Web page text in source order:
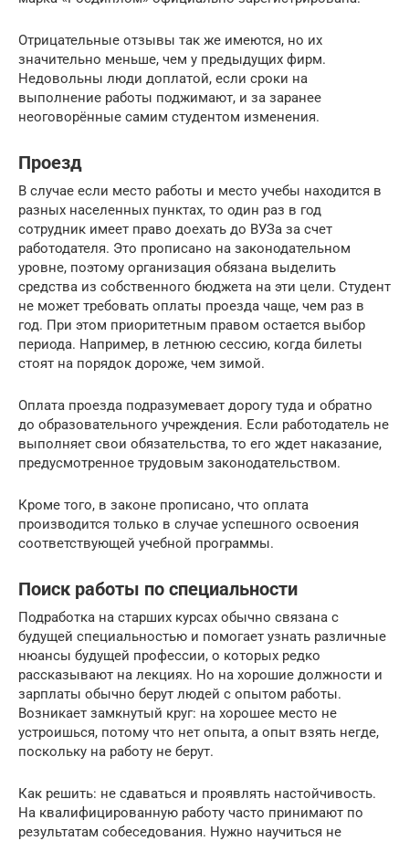
Отрицательные отзывы так же имеются, но их
значительно меньше, чем у предыдущих фирм.
Недовольны люди доплатой, если сроки на
выполнение работы поджимают, и за заранее
неоговорённые самим студентом изменения.
Проезд
В случае если место работы и место учебы находится в
разных населенных пунктах, то один раз в год
сотрудник имеет право доехать до ВУЗа за счет
работодателя. Это прописано на законодательном
уровне, поэтому организация обязана выделить
средства из собственного бюджета на эти цели. Студент
не может требовать оплаты проезда чаще, чем раз в
год. При этом приоритетным правом остается выбор
периода. Например, в летнюю сессию, когда билеты
стоят на порядок дороже, чем зимой.
Оплата проезда подразумевает дорогу туда и обратно
до образовательного учреждения. Если работодатель не
выполняет свои обязательства, то его ждет наказание,
предусмотренное трудовым законодательством.
Кроме того, в законе прописано, что оплата
производится только в случае успешного освоения
соответствующей учебной программы.
Поиск работы по специальности
Подработка на старших курсах обычно связана с
будущей специальностью и помогает узнать различные
нюансы будущей профессии, о которых редко
рассказывают на лекциях. Но на хорошие должности и
зарплаты обычно берут людей с опытом работы.
Возникает замкнутый круг: на хорошее место не
устроишься, потому что нет опыта, а опыт взять негде,
поскольку на работу не берут.
Как решить: не сдаваться и проявлять настойчивость.
На квалифицированную работу часто принимают по
результатам собеседования. Нужно научиться не